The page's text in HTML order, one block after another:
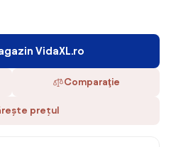
VidaXL.ro
Comparaţie
prețul